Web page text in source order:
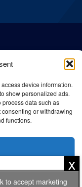
device information.
show personalized ads.
data such as
or withdrawing
functions.
unauthorised use or
prohibited.
x
to accept marketing